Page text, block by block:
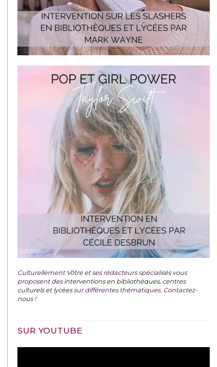
Culturellement Vôtre et ses rédacteurs spécialisés vous
proposent desinterventions en bibliothèques, centres
culturels et lycéessur différentes thématiques. Contactez-
nous !
SUR YOUTUBE